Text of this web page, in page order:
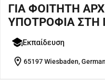
ΓΙΑ ΦΟΙΤΗΤΗ
ΥΠΟΤΡΟΦΙΑ ΣΤΗ
Εκπαίδευση
location_on 65197 Wiesbaden,